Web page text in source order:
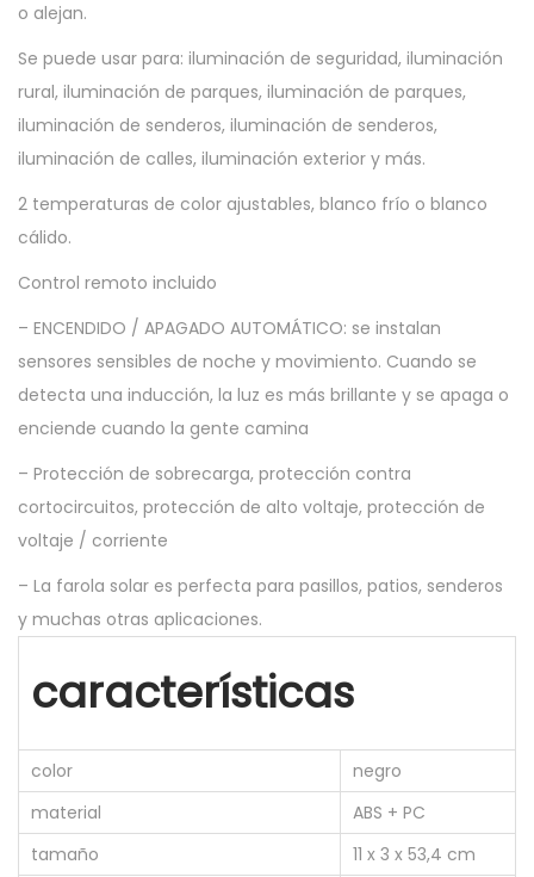
o alejan.
Se puede usar para: iluminación de seguridad, iluminación
rural, iluminación de parques, iluminación de parques,
iluminación de senderos, iluminación de senderos,
iluminación de calles, iluminación exterior y más.
2 temperaturas de color ajustables, blanco frío o blanco
cálido.
Control remoto incluido
– ENCENDIDO / APAGADO AUTOMÁTICO: se instalan
sensores sensibles de noche y movimiento. Cuando se
detecta una inducción, la luz es más brillante y se apaga o
enciende cuando la gente camina
– Protección de sobrecarga, protección contra
cortocircuitos, protección de alto voltaje, protección de
voltaje / corriente
– La farola solar es perfecta para pasillos, patios, senderos
y muchas otras aplicaciones.
características
color
negro
material
ABS + PC
tamaño
11 x 3 x 53,4 cm